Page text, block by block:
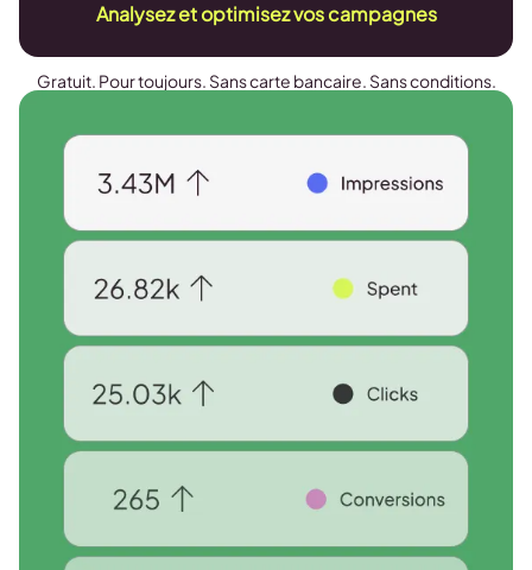
Analysez et optimisez vos campagnes
Gratuit. Pour toujours. Sans carte bancaire. Sans conditions.